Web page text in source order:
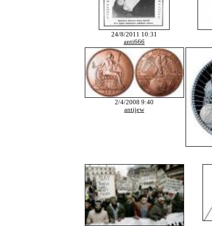
24/8/2011 10:31
anti666
2/4/2008 9:40
antijew